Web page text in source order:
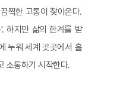
찍한 고통이 찾아온다.
하지만 삶의 한계를 받
누워 세계 곳곳에서 홀
소통하기 시작한다.